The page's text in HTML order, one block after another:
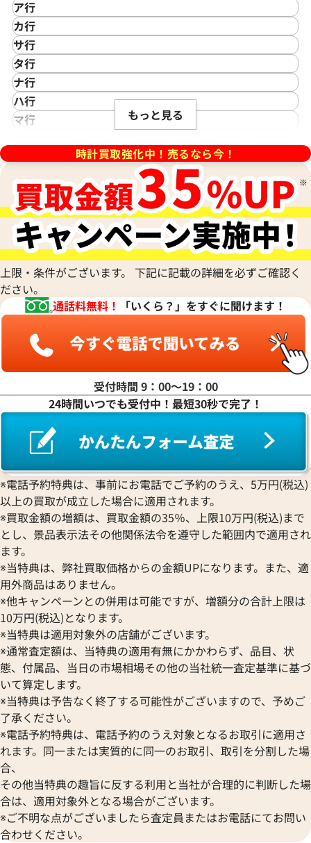
158959-3002
格
日時点の参考買取価格です
ショパール グランプリ モナ
ク 8570 SS/レザー アイボリー
参考買取価格
485,000円
※2022年7月9日時点の参考買
ッレミリア 2022 レースエ
格
日時点の参考買取価格です
ショパール クラシック 8544
ホワイト
参考買取価格
451,000円
※2022年8月9日時点の参考買
ッピースポーツ 27/6149-
レザー アイボリー
格
日時点の参考買取価格です
20/3957 4097 YG/レザー ゴー
参考買取価格
408,000円
※2022年6月27日時点の参考
ア行
IKEPOD
アイクポッド
IWC
アイダブリューシー
Azimuth
アジムース
ANONIMO
Alain Silberstein
アラン・シルベスタイン
Armand Nicolet
アルマン・ニコレ
WALTHAM
ウォルサム
HUBLOT
ウブロ
ETERNA
エテルナ
エドックス
EBERHARD
エベラール
エポス
Hermes
エルメス
OMEGA
オメガ
ORIENT
オリエント
ORIS
オリス
Audemars Piguet
オーデマ ピゲ
Vacheron Constantin
ヴァシュロン・コンスタンタン
Van Cleef & Arpels
ヴァンクリーフ＆アーペル
Versace
ヴェルサーチ
Wempe
ヴェンペ
カ行
CASIO
カシオ
Cartier
カルティエ
Gaga Milano
ガガミラノ
Quinting
クインティング
Cuervo y Sobrinos
クエルボ・イ・ソブリノス
CVSTOS
クストス
Chronoswiss
クロノスイス
GUCCI
グッチ
Graham
Grand Seiko
グランドセイコー
CORUM
コルム
Concord
コンコルド
サ行
Saint Laurent
サンローラン
Shellman
シェルマン
CITIZEN
シチズン
CHANEL
シャネル
Chopard
ショパール
CHAUMET
ショーメ
Jacob & Co.
ジェイコブ
Gerald Genta
ジェラルド・ジェンタ
ジャガー・ルクルト
Jaquet Droz
Girard-Perregaux
ジラール・ペルゴ
Sinn
ストーヴァ
SEIKO
セイコー
CENTURY
センチュリー
ZENITH
ゼニス
タ行
TAG Heuer
タグ・ホイヤー
Daniel Roth
ダニエル・ロート
TUDOR
チューダー(チュードル)
Tiffany & Co.
ティファニー
Dior
ディオール
ナ行
NOMOS Glashütte
ノモス グラスヒュッテ
ハ行
Hamilton
Harry Winston
Patek Philippe
パテック フィリップ
Panerai
パネライ
Parmigiani Fleurier
パルミジャーニ・フルリエ
Piaget
ピアジェ
PIERRE KUNZ
ピエール・クンツ
FRANCK MULLER
ブシュロン
BREITLING
ブライトリング
Blancpain
ブランパン
BVLGARI
ブルガリ
Breguet
ブレゲ
BULOVA
ブローバ
Bell & Ross
ベル＆ロス
BAUME＆MERCIER
ボーム＆メルシエ
BALL Watch
ボール ウォッチ
マ行
モーリス・ラクロア
RALPH LAUREN
Richard Mille
リシャール・ミル
Louis Vuitton
ルイ・ヴィトン
Luminox
ルミノックス
Ressence
レッセンス
ROGER DUBUIS
ロジェ・デュブイ
ROLEX
ロレックス
ロンジン
もっと見る
時計買取強化中！売るなら今！
上限・条件がございます。 下記に記載の詳細を必ずご確認く
ださい。
通話料無料！
「いくら？」をすぐに聞けます！
受付時間 9：00〜19：00
24時間いつでも受付中！最短30秒で完了！
※電話予約特典は、事前にお電話でご予約のうえ、5万円(税込)
以上の買取が成立した場合に適用されます。
※買取金額の増額は、買取金額の35％、上限10万円(税込)まで
とし、景品表示法その他関係法令を遵守した範囲内で適用され
ます。
※当特典は、弊社買取価格からの金額UPになります。また、適
用外商品はありません。
※他キャンペーンとの併用は可能ですが、増額分の合計上限は
10万円(税込)となります。
※当特典は適用対象外の店舗がございます。
※通常査定額は、当特典の適用有無にかかわらず、品目、状
態、付属品、当日の市場相場その他の当社統一査定基準に基づ
いて算定します。
※当特典は予告なく終了する可能性がございますので、予めご
了承ください。
※電話予約特典は、電話予約のうえ対象となるお取引に適用さ
れます。同一または実質的に同一のお取引、取引を分割した場
合、
その他当特典の趣旨に反する利用と当社が合理的に判断した場
合は、適用対象外となる場合がございます。
※ご不明な点がございましたら査定員またはお電話にてお問い
合わせください。